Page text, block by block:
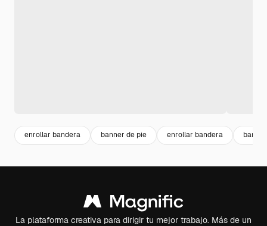
enrollar bandera banner de pie enrollar bandera
La plataforma creativa para dirigir tu mejor trabajo. Más de un